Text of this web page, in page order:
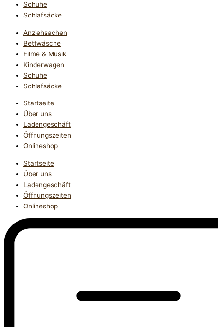
Schuhe
Schlafsäcke
Anziehsachen
Bettwäsche
Filme & Musik
Kinderwagen
Schuhe
Schlafsäcke
Startseite
Über uns
Ladengeschäft
Öffnungszeiten
Onlineshop
Startseite
Über uns
Ladengeschäft
Öffnungszeiten
Onlineshop